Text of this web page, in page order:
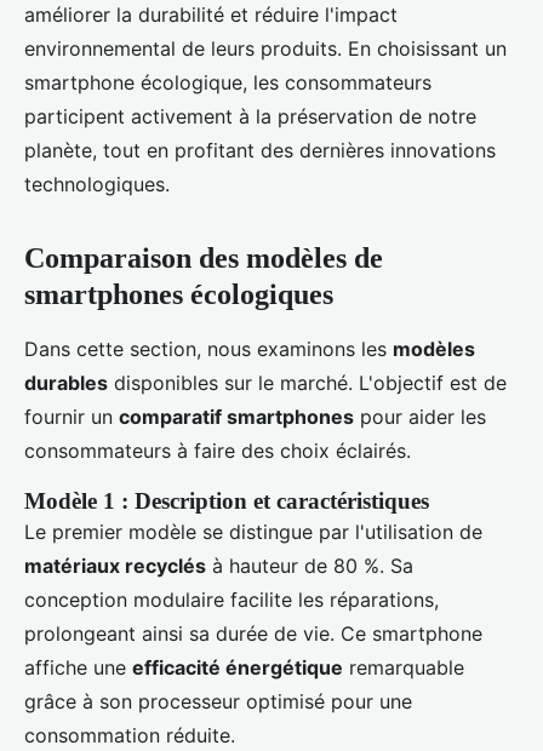
améliorer la durabilité et réduire l'impact
environnemental de leurs produits. En choisissant un
smartphone écologique, les consommateurs
participent activement à la préservation de notre
planète, tout en profitant des dernières innovations
technologiques.
Comparaison des modèles de
smartphones écologiques
Dans cette section, nous examinons les modèles
durables disponibles sur le marché. L'objectif est de
fournir un comparatif smartphones pour aider les
consommateurs à faire des choix éclairés.
Modèle 1 : Description et caractéristiques
Le premier modèle se distingue par l'utilisation de
matériaux recyclés à hauteur de 80 %. Sa
conception modulaire facilite les réparations,
prolongeant ainsi sa durée de vie. Ce smartphone
affiche une efficacité énergétique remarquable
grâce à son processeur optimisé pour une
consommation réduite.